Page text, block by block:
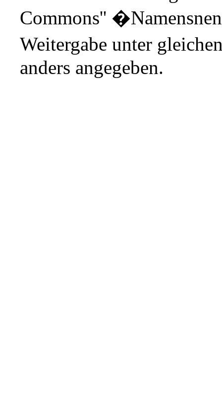
Commons''
Weitergabe unter
anders angegeben.